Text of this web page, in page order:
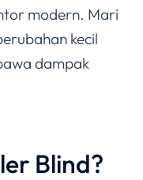
modern. Mari
kecil
dampak
Blind?